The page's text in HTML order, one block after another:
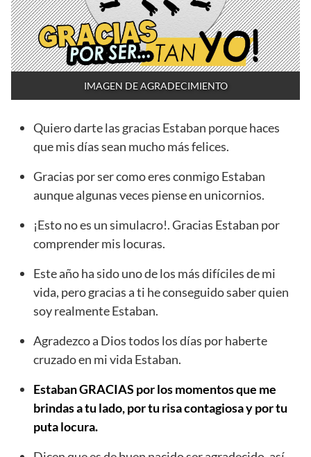
IMAGEN DE AGRADECIMIENTO
Quiero darte las gracias Estaban porque haces
que mis días sean mucho más felices.
Gracias por ser como eres conmigo Estaban
aunque algunas veces piense en unicornios.
¡Esto no es un simulacro!. Gracias Estaban por
comprender mis locuras.
Este año ha sido uno de los más difíciles de mi
vida, pero gracias a ti he conseguido saber quien
soy realmente Estaban.
Agradezco a Dios todos los días por haberte
cruzado en mi vida Estaban.
Estaban GRACIAS por los momentos que me
brindas a tu lado, por tu risa contagiosa y por tu
puta locura.